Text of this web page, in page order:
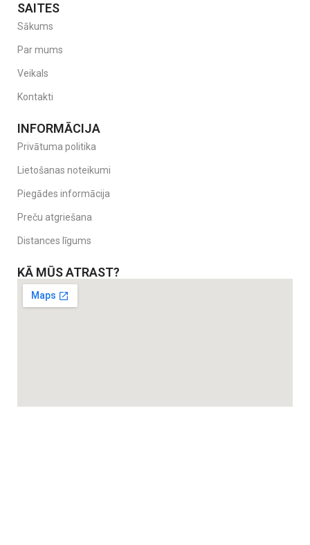
Drošības jostas regulējas ar vienu kustību.
Ātra un precīza piesprādzēšana ar vienu roku.
SAITES
Sākums
Par mums
Veikals
Kontakti
INFORMĀCIJA
Privātuma politika
Lietošanas noteikumi
Piegādes informācija
Preču atgriešana
Distances līgums
KĀ MŪS ATRAST?